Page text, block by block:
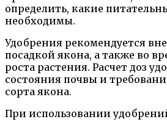
определить, какие
необходимы.
Удобрения рекомендуется
посадкой якона, а также во
роста растения. Расчет доз
состояния почвы и
сорта якона.
При использовании